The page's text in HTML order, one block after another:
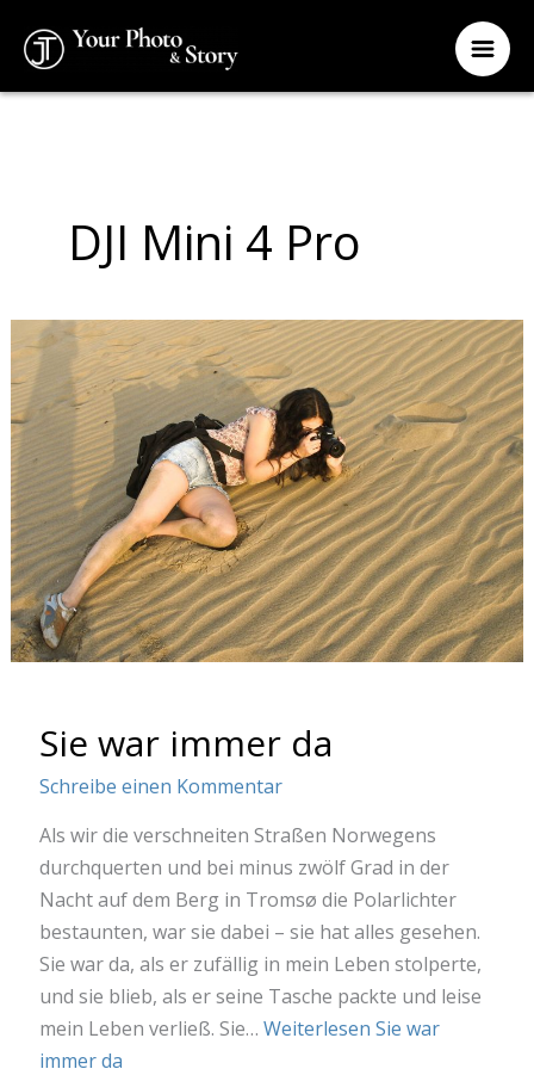
Inhalt
DJI Mini 4 Pro
Sie war immer da
Schreibe einen Kommentar
Als wir die verschneiten Straßen Norwegens
durchquerten und bei minus zwölf Grad in der
Nacht auf dem Berg in Tromsø die Polarlichter
bestaunten, war sie dabei – sie hat alles gesehen.
Sie war da, als er zufällig in mein Leben stolperte,
und sie blieb, als er seine Tasche packte und leise
mein Leben verließ. Sie… Weiterlesen Sie war
immer da